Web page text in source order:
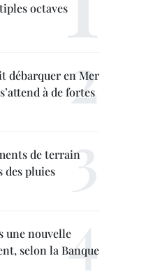
octaves
débarquer en Mer
à de fortes
de terrain
des pluies
une nouvelle
selon la Banque